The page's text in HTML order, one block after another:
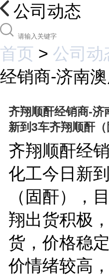
公司动态
首页 > 公司动
经销商-济南
齐翔顺酐经销商-济
新到3车齐翔顺酐（
齐翔顺酐经
化工今日新
（固酐），
翔出货积极
货，价格稳
价情绪较高